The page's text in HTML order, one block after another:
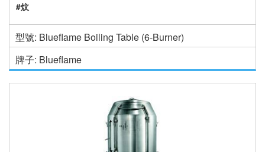
#炆
型號: Blueflame Boiling Table (6-Burner)
牌子: Blueflame